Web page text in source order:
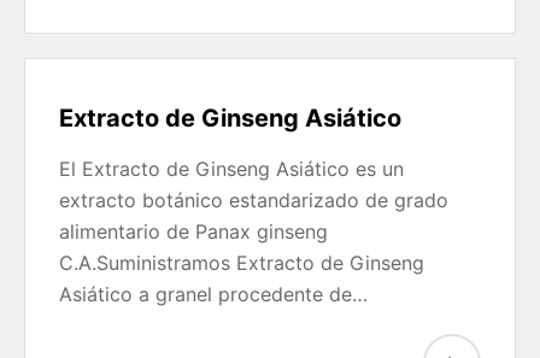
Extracto de Ginseng Asiático
El Extracto de Ginseng Asiático es un
extracto botánico estandarizado de grado
alimentario de Panax ginseng
C.A.Suministramos Extracto de Ginseng
Asiático a granel procedente de…